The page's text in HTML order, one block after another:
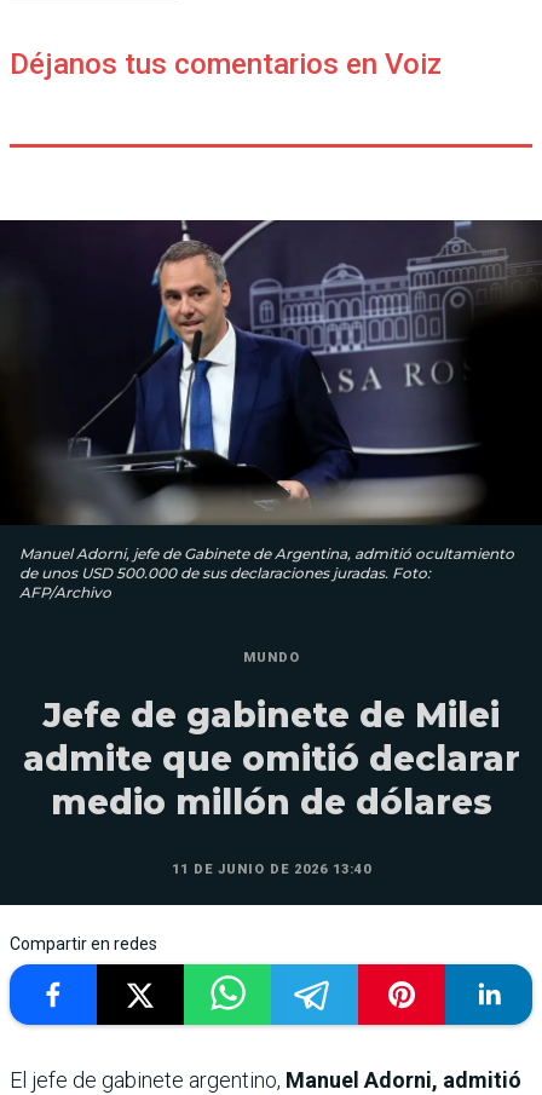
Déjanos tus comentarios en Voiz
Manuel Adorni, jefe de Gabinete de Argentina, admitió ocultamiento
de unos USD 500.000 de sus declaraciones juradas. Foto:
AFP/Archivo
MUNDO
Jefe de gabinete de Milei
admite que omitió declarar
medio millón de dólares
11 DE JUNIO DE 2026 13:40
Compartir en redes
El jefe de gabinete argentino, Manuel Adorni, admitió